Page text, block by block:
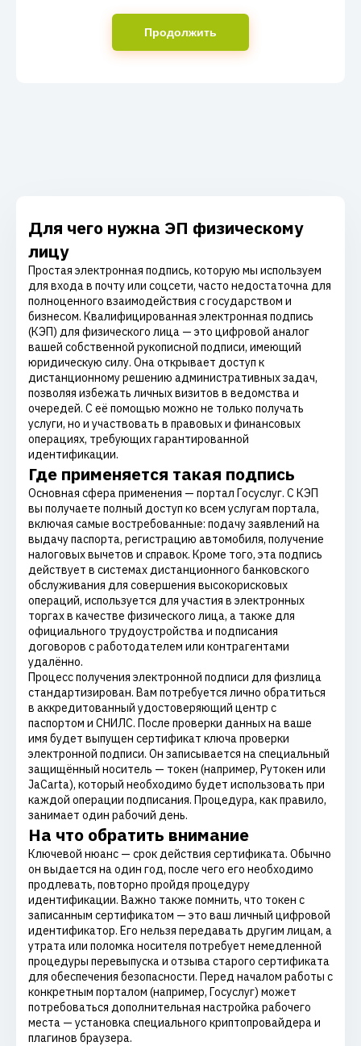
Продолжить
Для чего нужна ЭП физическому
лицу
Простая электронная подпись, которую мы используем
для входа в почту или соцсети, часто недостаточна для
полноценного взаимодействия с государством и
бизнесом. Квалифицированная электронная подпись
(КЭП) для физического лица — это цифровой аналог
вашей собственной рукописной подписи, имеющий
юридическую силу. Она открывает доступ к
дистанционному решению административных задач,
позволяя избежать личных визитов в ведомства и
очередей. С её помощью можно не только получать
услуги, но и участвовать в правовых и финансовых
операциях, требующих гарантированной
идентификации.
Где применяется такая подпись
Основная сфера применения — портал Госуслуг. С КЭП
вы получаете полный доступ ко всем услугам портала,
включая самые востребованные: подачу заявлений на
выдачу паспорта, регистрацию автомобиля, получение
налоговых вычетов и справок. Кроме того, эта подпись
действует в системах дистанционного банковского
обслуживания для совершения высокорисковых
операций, используется для участия в электронных
торгах в качестве физического лица, а также для
официального трудоустройства и подписания
договоров с работодателем или контрагентами
удалённо.
Процесс получения электронной подписи для физлица
стандартизирован. Вам потребуется лично обратиться
в аккредитованный удостоверяющий центр с
паспортом и СНИЛС. После проверки данных на ваше
имя будет выпущен сертификат ключа проверки
электронной подписи. Он записывается на специальный
защищённый носитель — токен (например, Рутокен или
JaCarta), который необходимо будет использовать при
каждой операции подписания. Процедура, как правило,
занимает один рабочий день.
На что обратить внимание
Ключевой нюанс — срок действия сертификата. Обычно
он выдается на один год, после чего его необходимо
продлевать, повторно пройдя процедуру
идентификации. Важно также помнить, что токен с
записанным сертификатом — это ваш личный цифровой
идентификатор. Его нельзя передавать другим лицам, а
утрата или поломка носителя потребует немедленной
процедуры перевыпуска и отзыва старого сертификата
для обеспечения безопасности. Перед началом работы с
конкретным порталом (например, Госуслуг) может
потребоваться дополнительная настройка рабочего
места — установка специального криптопровайдера и
плагинов браузера.